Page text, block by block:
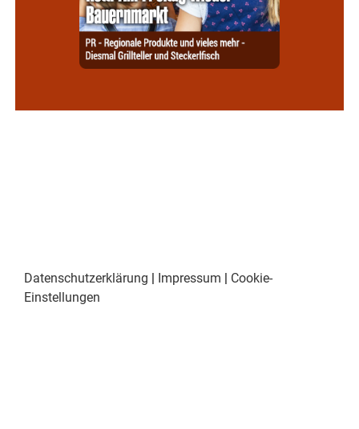
Datenschutzerklärung | Impressum | Cookie-
Einstellungen